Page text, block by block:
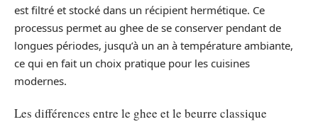
est filtré et stocké dans un récipient hermétique. Ce
processus permet au ghee de se conserver pendant de
longues périodes, jusqu’à un an à température ambiante,
ce qui en fait un choix pratique pour les cuisines
modernes.
Les différences entre le ghee et le beurre classique